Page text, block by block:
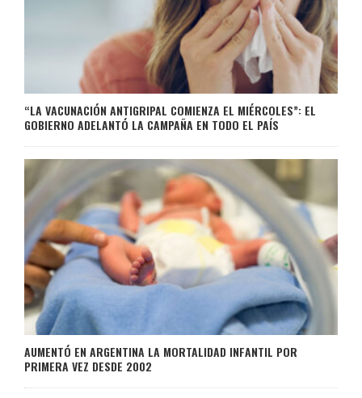
“LA VACUNACIÓN ANTIGRIPAL COMIENZA EL MIÉRCOLES”: EL
GOBIERNO ADELANTÓ LA CAMPAÑA EN TODO EL PAÍS
AUMENTÓ EN ARGENTINA LA MORTALIDAD INFANTIL POR
PRIMERA VEZ DESDE 2002